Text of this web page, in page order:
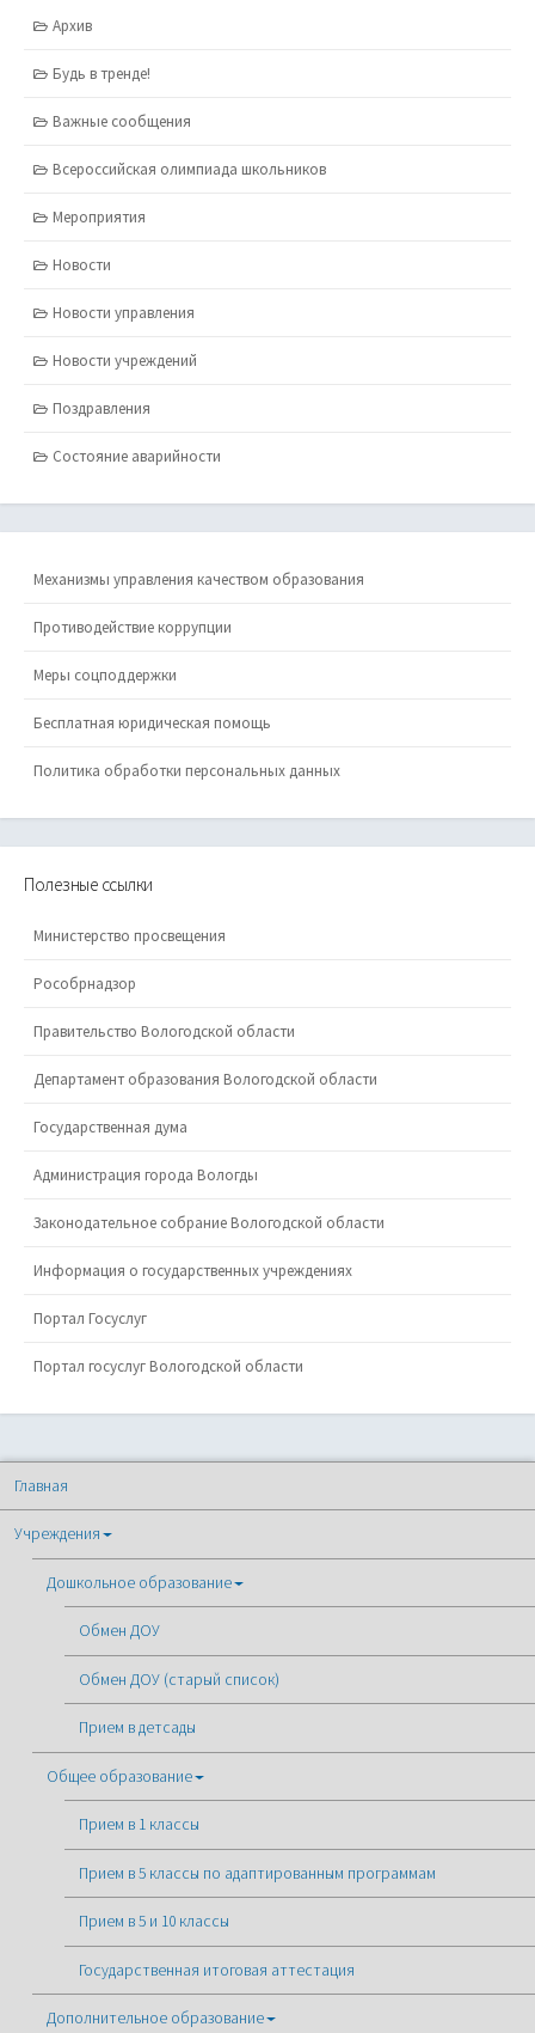
Архив
Будь в тренде!
Важные сообщения
Всероссийская олимпиада школьников
Мероприятия
Новости
Новости управления
Новости учреждений
Поздравления
Состояние аварийности
Механизмы управления качеством образования
Противодействие коррупции
Меры соцподдержки
Бесплатная юридическая помощь
Политика обработки персональных данных
Полезные ссылки
Министерство просвещения
Рособрнадзор
Правительство Вологодской области
Департамент образования Вологодской области
Государственная дума
Администрация города Вологды
Законодательное собрание Вологодской области
Информация о государственных учреждениях
Портал Госуслуг
Портал госуслуг Вологодской области
Главная
Учреждения
Дошкольное образование
Обмен ДОУ
Обмен ДОУ (старый список)
Прием в детсады
Общее образование
Прием в 1 классы
Прием в 5 классы по адаптированным программам
Прием в 5 и 10 классы
Государственная итоговая аттестация
Дополнительное образование